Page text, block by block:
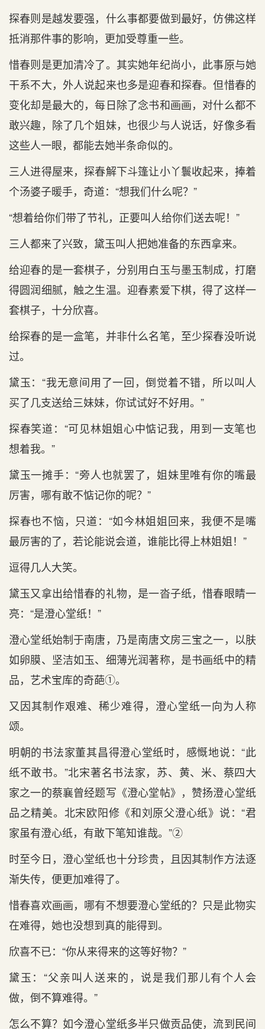
探春则是越发要强，什么事都要做到最好，仿佛这样
抵消那件事的影响，更加受尊重一些。
惜春则是更加清冷了。其实她年纪尚小，此事原与她
干系不大，外人说起来也多是迎春和探春。但惜春的
变化却是最大的，每日除了念书和画画，对什么都不
敢兴趣，除了几个姐妹，也很少与人说话，好像多看
这些人一眼，都能去她半条命似的。
三人进得屋来，探春解下斗篷让小丫鬟收起来，捧着
个汤婆子暖手，奇道：“想我们什么呢？”
“想着给你们带了节礼，正要叫人给你们送去呢！”
三人都来了兴致，黛玉叫人把她准备的东西拿来。
给迎春的是一套棋子，分别用白玉与墨玉制成，打磨
得圆润细腻，触之生温。迎春素爱下棋，得了这样一
套棋子，十分欣喜。
给探春的是一盒笔，并非什么名笔，至少探春没听说
过。
黛玉：“我无意间用了一回，倒觉着不错，所以叫人
买了几支送给三妹妹，你试试好不好用。”
探春笑道：“可见林姐姐心中惦记我，用到一支笔也
想着我。”
黛玉一摊手：“旁人也就罢了，姐妹里唯有你的嘴最
厉害，哪有敢不惦记你的呢？”
探春也不恼，只道：“如今林姐姐回来，我便不是嘴
最厉害的了，若论能说会道，谁能比得上林姐姐！”
逗得几人大笑。
黛玉又拿出给惜春的礼物，是一沓子纸，惜春眼睛一
亮：“是澄心堂纸！”
澄心堂纸始制于南唐，乃是南唐文房三宝之一，以肤
如卵膜、坚洁如玉、细薄光润著称，是书画纸中的精
品，艺术宝库的奇葩①。
又因其制作艰难、稀少难得，澄心堂纸一向为人称
颂。
明朝的书法家董其昌得澄心堂纸时，感慨地说：“此
纸不敢书。”北宋著名书法家，苏、黄、米、蔡四大
家之一的蔡襄曾经题写《澄心堂帖》，赞扬澄心堂纸
品之精美。北宋欧阳修《和刘原父澄心纸》说：“君
家虽有澄心纸，有敢下笔知谁哉。”②
时至今日，澄心堂纸也十分珍贵，且因其制作方法逐
渐失传，便更加难得了。
惜春喜欢画画，哪有不想要澄心堂纸的？只是此物实
在难得，她也没想到真的能得到。
欣喜不已：“你从来得来的这等好物？”
黛玉：“父亲叫人送来的，说是我们那儿有个人会
做，倒不算难得。”
怎么不算？如今澄心堂纸多半只做贡品使，流到民间